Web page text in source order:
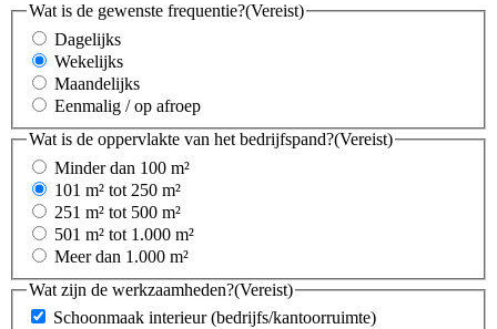
Wat is de gewenste frequentie?(Vereist)
Dagelijks
Wekelijks
Maandelijks
Eenmalig / op afroep
Wat is de oppervlakte van het bedrijfspand?(Vereist)
Minder dan 100 m²
101 m² tot 250 m²
251 m² tot 500 m²
501 m² tot 1.000 m²
Meer dan 1.000 m²
Wat zijn de werkzaamheden?(Vereist)
Schoonmaak interieur (bedrijfs/kantoorruimte)